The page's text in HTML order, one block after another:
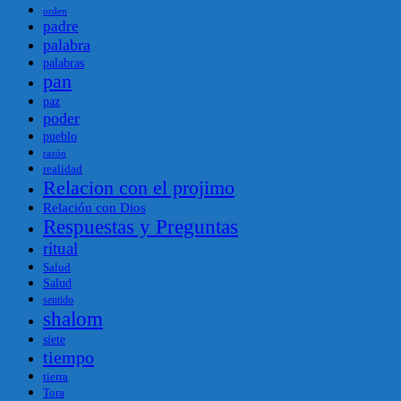
orden
padre
palabra
palabras
pan
paz
poder
pueblo
razón
realidad
Relacion con el projimo
Relación con Dios
Respuestas y Preguntas
ritual
Salud
Salud
sentido
shalom
siete
tiempo
tierra
Tora